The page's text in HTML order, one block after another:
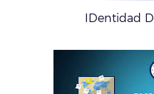
IDentidad